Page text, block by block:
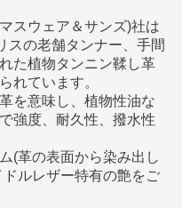
スウェア＆サンズ)社は
スの老舗タンナー、手間
た植物タンニン鞣し革
れています。
を意味し、植物性油な
強度、耐久性、撥水性
(革の表面から染み出し
ルレザー特有の艶をご